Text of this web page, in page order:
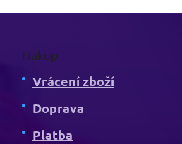
Nákup
Vrácení zboží
Doprava
Platba